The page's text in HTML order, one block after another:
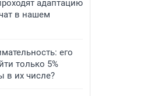
адаптацию
в нашем
его
только 5%
в их числе?